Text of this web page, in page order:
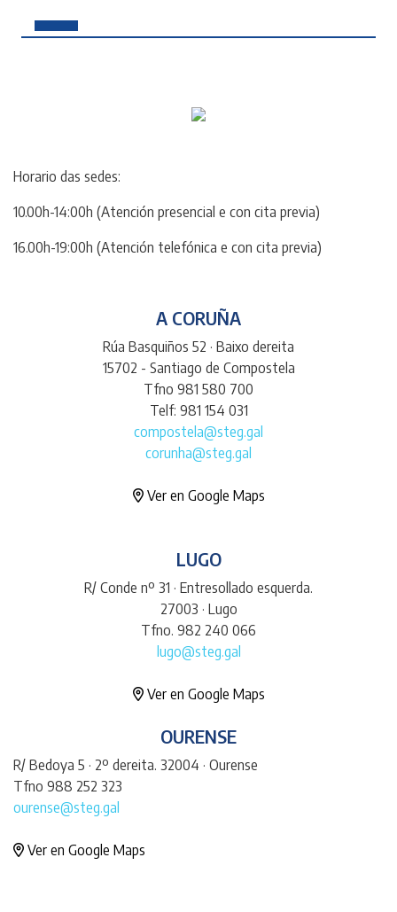
Horario das sedes:
10.00h-14:00h (Atención presencial e con cita previa)
16.00h-19:00h (Atención telefónica e con cita previa)
A CORUÑA
Rúa Basquiños 52 · Baixo dereita
15702 - Santiago de Compostela
Tfno 981 580 700
Telf: 981 154 031
compostela@steg.gal
corunha@steg.gal
Ver en Google Maps
LUGO
R/ Conde nº 31 · Entresollado esquerda.
27003 · Lugo
Tfno. 982 240 066
lugo@steg.gal
Ver en Google Maps
OURENSE
R/ Bedoya 5 · 2º dereita. 32004 · Ourense
Tfno 988 252 323
ourense@steg.gal
Ver en Google Maps